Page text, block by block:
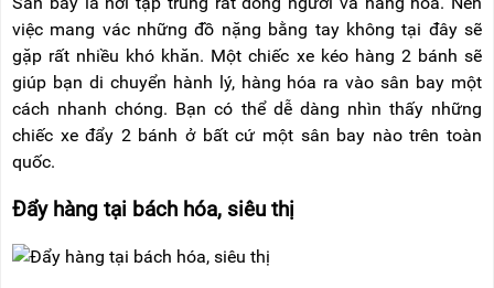
việc mang vác những đồ nặng bằng tay không tại đây sẽ
gặp rất nhiều khó khăn. Một chiếc xe kéo hàng 2 bánh sẽ
giúp bạn di chuyển hành lý, hàng hóa ra vào sân bay một
cách nhanh chóng. Bạn có thể dễ dàng nhìn thấy những
chiếc xe đẩy 2 bánh ở bất cứ một sân bay nào trên toàn
quốc.
Đẩy hàng tại bách hóa, siêu thị